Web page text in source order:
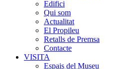
Edifici
Qui som
Actualitat
El Propileu
Retalls de Premsa
Contacte
VISITA
Espais del Museu